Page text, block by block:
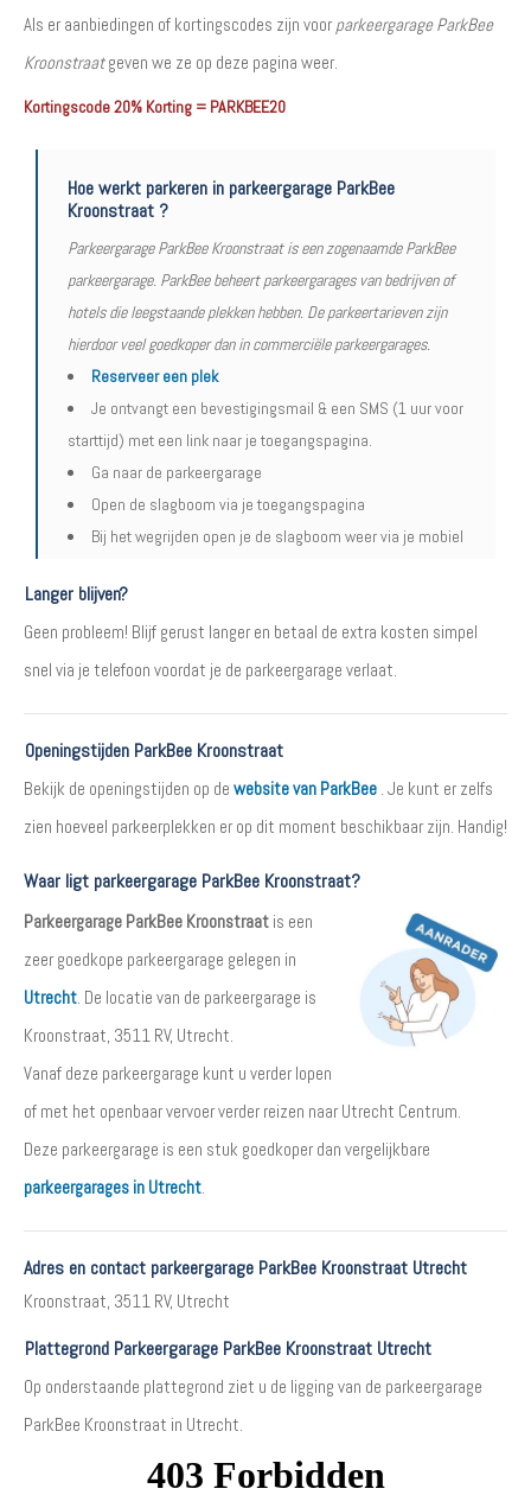
Als er aanbiedingen of kortingscodes zijn voor parkeergarage ParkBee
Kroonstraatgeven we ze op deze pagina weer.
Kortingscode 20% Korting = PARKBEE20
Hoe werkt parkeren in parkeergarage ParkBee
Kroonstraat ?
Parkeergarage ParkBee Kroonstraat is een zogenaamde ParkBee
parkeergarage. ParkBee beheert parkeergarages van bedrijven of
hotels die leegstaande plekken hebben. De parkeertarieven zijn
hierdoor veel goedkoper dan in commerciële parkeergarages.
Reserveer een plek
Je ontvangt een bevestigingsmail & een SMS (1 uur voor
starttijd) met een link naar je toegangspagina.
Ga naar de parkeergarage
Open de slagboom via je toegangspagina
Bij het wegrijden open je de slagboom weer via je mobiel
Langer blijven?
Geen probleem! Blijf gerust langer en betaal de extra kosten simpel
snel via je telefoon voordat je de parkeergarage verlaat.
Openingstijden ParkBee Kroonstraat
Bekijk de openingstijden op de website van ParkBee . Je kunt er zelfs
zien hoeveel parkeerplekken er op dit moment beschikbaar zijn. Handig!
Waar ligt parkeergarage ParkBee Kroonstraat?
Parkeergarage ParkBee Kroonstraat is een
zeer goedkope parkeergarage gelegen in
Utrecht . De locatie van de parkeergarage is
Kroonstraat, 3511 RV, Utrecht.
Vanaf deze parkeergarage kunt u verder lopen
of met het openbaar vervoer verder reizen naar Utrecht Centrum.
Deze parkeergarage is een stuk goedkoper dan vergelijkbare
parkeergarages in Utrecht
Adres en contact parkeergarage ParkBee Kroonstraat Utrecht
Kroonstraat, 3511 RV, Utrecht
Plattegrond Parkeergarage ParkBee Kroonstraat Utrecht
Op onderstaande plattegrond ziet u de ligging van de parkeergarage
ParkBee Kroonstraat in Utrecht.